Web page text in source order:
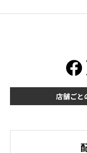
店舗ごと